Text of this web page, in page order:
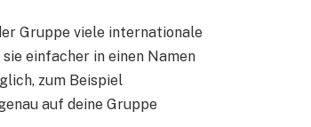
Gruppe viele internationale
einfacher in einen Namen
zum Beispiel
auf deine Gruppe